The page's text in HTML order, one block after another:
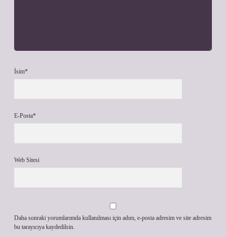
İsim*
E-Posta*
Web Sitesi
Daha sonraki yorumlarımda kullanılması için adım, e-posta adresim ve site adresim
bu tarayıcıya kaydedilsin.